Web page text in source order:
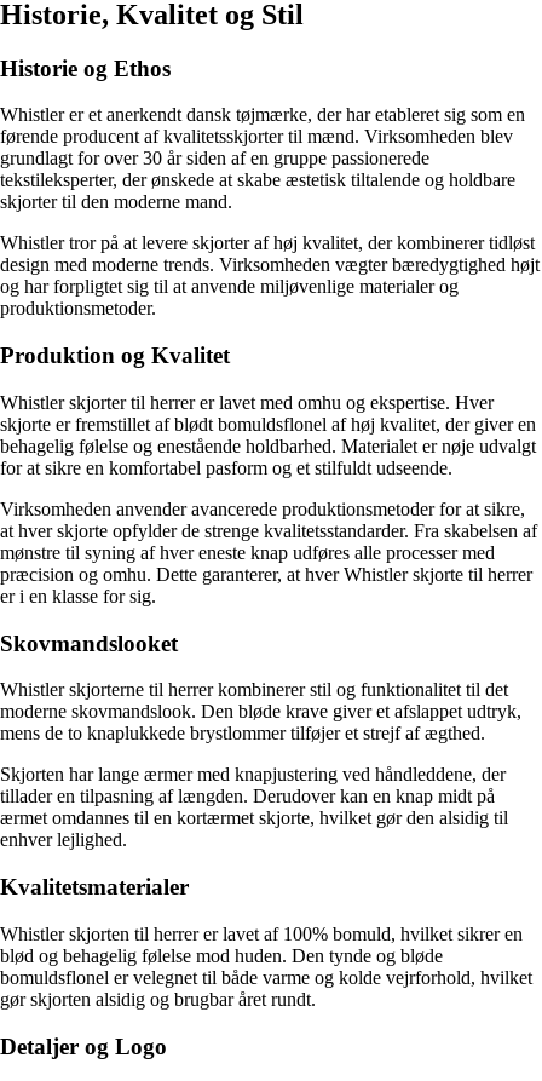
Historie, Kvalitet og Stil
Historie og Ethos
Whistler er et anerkendt dansk tøjmærke, der har etableret sig som en
førende producent af kvalitetsskjorter til mænd. Virksomheden blev
grundlagt for over 30 år siden af ​​en gruppe passionerede
tekstileksperter, der ønskede at skabe æstetisk tiltalende og holdbare
skjorter til den moderne mand.
Whistler tror på at levere skjorter af høj kvalitet, der kombinerer tidløst
design med moderne trends. Virksomheden vægter bæredygtighed højt
og har forpligtet sig til at anvende miljøvenlige materialer og
produktionsmetoder.
Produktion og Kvalitet
Whistler skjorter til herrer er lavet med omhu og ekspertise. Hver
skjorte er fremstillet af blødt bomuldsflonel af høj kvalitet, der giver en
behagelig følelse og enestående holdbarhed. Materialet er nøje udvalgt
for at sikre en komfortabel pasform og et stilfuldt udseende.
Virksomheden anvender avancerede produktionsmetoder for at sikre,
at hver skjorte opfylder de strenge kvalitetsstandarder. Fra skabelsen af
mønstre til syning af hver eneste knap udføres alle processer med
præcision og omhu. Dette garanterer, at hver Whistler skjorte til herrer
er i en klasse for sig.
Skovmandslooket
Whistler skjorterne til herrer kombinerer stil og funktionalitet til det
moderne skovmandslook. Den bløde krave giver et afslappet udtryk,
mens de to knaplukkede brystlommer tilføjer et strejf af ægthed.
Skjorten har lange ærmer med knapjustering ved håndleddene, der
tillader en tilpasning af længden. Derudover kan en knap midt på
ærmet omdannes til en kortærmet skjorte, hvilket gør den alsidig til
enhver lejlighed.
Kvalitetsmaterialer
Whistler skjorten til herrer er lavet af 100% bomuld, hvilket sikrer en
blød og behagelig følelse mod huden. Den tynde og bløde
bomuldsflonel er velegnet til både varme og kolde vejrforhold, hvilket
gør skjorten alsidig og brugbar året rundt.
Detaljer og Logo